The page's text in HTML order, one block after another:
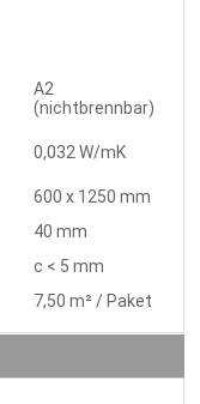
A2
(nichtbrennbar)
0,032 W/mK
600 x 1250 mm
40 mm
c < 5 mm
7,50 m² / Paket